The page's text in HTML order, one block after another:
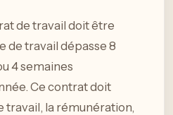
de travail doit être
de travail dépasse 8
4 semaines
Ce contrat doit
travail, la rémunération,